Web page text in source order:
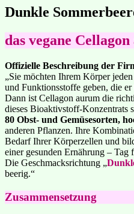
Dunkle
das vegane
Offizielle Beschreibung der
„Sie möchten Ihrem Körper
und Funktionsstoffe geben, die er
Dann ist Cellagon aurum die
dieses Bioaktivstoff-Konzentrats
80 Obst- und Gemüsesorten,
anderen Pflanzen. Ihre
Bedarf Ihrer Körperzellen und
einer gesunden Ernährung – Tag
Die Geschmacksrichtung „
beerig.“
Zusammensetzung